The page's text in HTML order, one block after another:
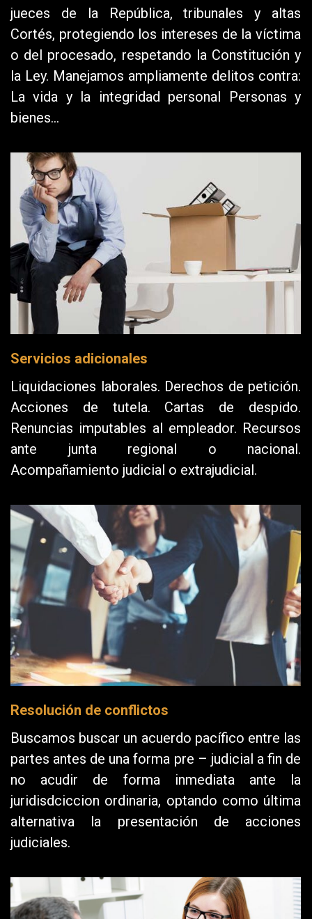
jueces de la República, tribunales y altas
Cortés, protegiendo los intereses de la víctima
o del procesado, respetando la Constitución y
la Ley. Manejamos ampliamente delitos contra:
La vida y la integridad personal Personas y
bienes…
Servicios adicionales
Liquidaciones laborales. Derechos de petición.
Acciones de tutela. Cartas de despido.
Renuncias imputables al empleador. Recursos
ante junta regional o nacional.
Acompañamiento judicial o extrajudicial.
Resolución de conflictos
Buscamos buscar un acuerdo pacífico entre las
partes antes de una forma pre – judicial a fin de
no acudir de forma inmediata ante la
juridisdciccion ordinaria, optando como última
alternativa la presentación de acciones
judiciales.